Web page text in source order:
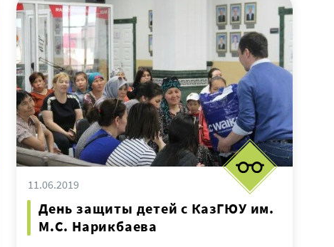
11.06.2019
День защиты детей с КазГЮУ им.
М.С. Нарикбаева